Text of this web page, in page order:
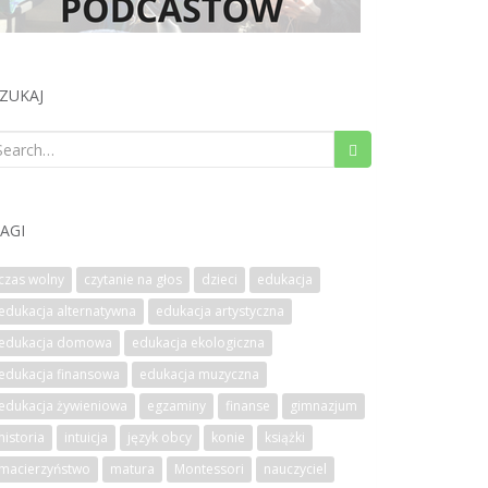
czas wolny czytanie na głos dzieci
edukacja
edukacja alternatywna
edukacja artystyczna
edukacja domowa
edukacja ekologiczna
edukacja finansowa
edukacja muzyczna
edukacja żywieniowa
egzaminy finanse
gimnazjum
historia
intuicja język obcy konie
książki
macierzyństwo
matura Montessori nauczyciel